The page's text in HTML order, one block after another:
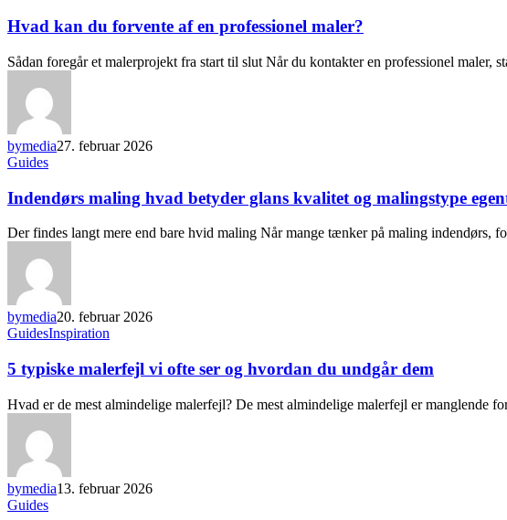
Hvad kan du forvente af en professionel maler?
Sådan foregår et malerprojekt fra start til slut Når du kontakter en professionel maler,
bymedia27. februar 2026
Guides
Indendørs maling hvad betyder glans kvalitet og malingstype
Der findes langt mere end bare hvid maling Når mange tænker på maling indendørs,
bymedia20. februar 2026
GuidesInspiration
5 typiske malerfejl vi ofte ser og hvordan du undgår dem
Hvad er de mest almindelige malerfejl? De mest almindelige malerfejl er
bymedia13. februar 2026
Guides